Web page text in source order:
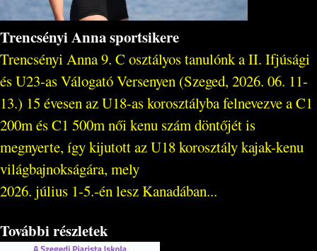
Trencsényi Anna sportsikere
Trencsényi Anna 9. C osztályos tanulónk a II. Ifjúsági
és U23-as Válogató Versenyen (Szeged, 2026. 06. 11-
13.) 15 évesen az U18-as korosztályba felnevezve a C1
200m és C1 500m női kenu szám döntőjét is
megnyerte, így kijutott az U18 korosztály kajak-kenu
világbajnokságára, mely
2026. július 1-5.-én lesz Kanadában...
További részletek